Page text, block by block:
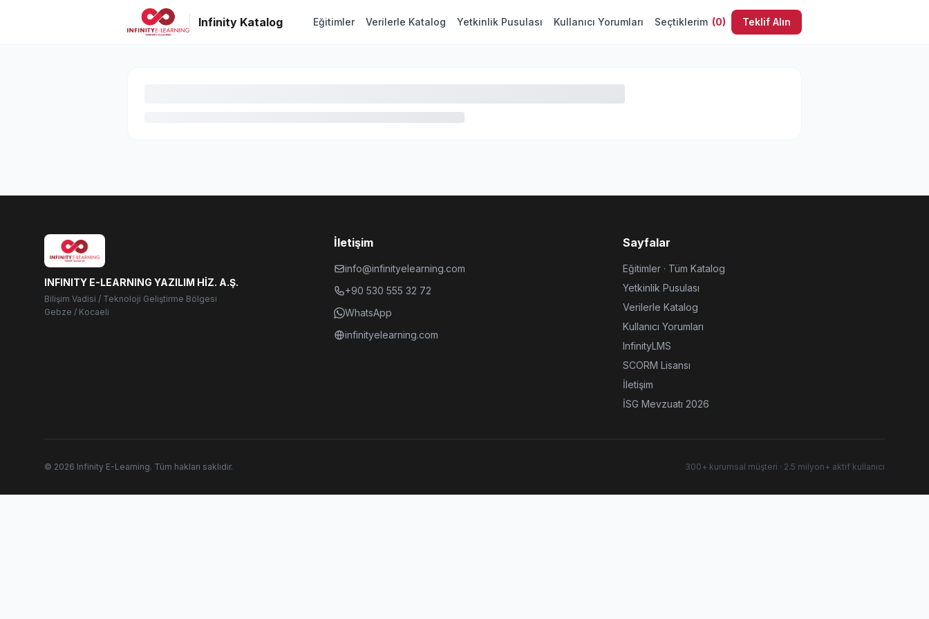
Infinity Katalog Eğitimler Verilerle Katalog Yetkinlik Pusulası Kullanıcı Yorumları Seçtiklerim (0) Teklif Alın
INFINITY E-LEARNING YAZILIM HİZ. A.Ş.
Bilişim Vadisi / Teknoloji Geliştirme Bölgesi
Gebze / Kocaeli
İletişim
info@infinityelearning.com
+90 530 555 32 72
WhatsApp
infinityelearning.com
Sayfalar
Eğitimler · Tüm Katalog
Yetkinlik Pusulası
Verilerle Katalog
Kullanıcı Yorumları
InfinityLMS
SCORM Lisansı
İletişim
İSG Mevzuatı 2026
© 2026 Infinity E-Learning. Tüm hakları saklıdır. 300+ kurumsal müşteri · 2.5 milyon+ aktif kullanıcı